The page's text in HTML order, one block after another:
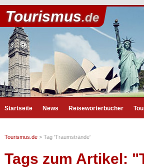
Tourismus.de
Startseite News Reisewörterbücher
Tourismus.de > Tag 'Traumstrände'
Tags zum Artikel: